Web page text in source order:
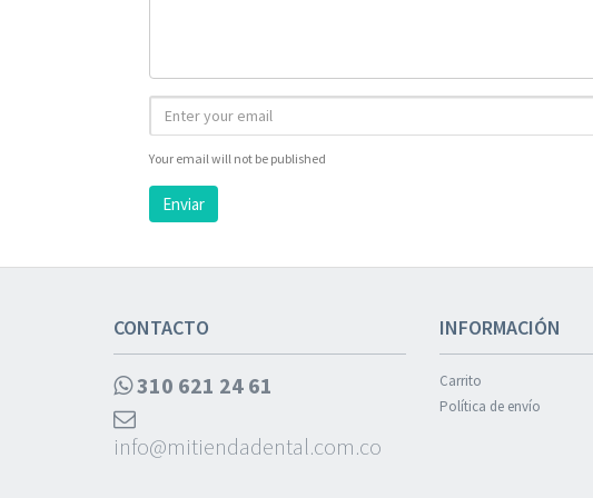
Your email will not be published
Enviar
CONTACTO
310 621 24 61
info@mitiendadental.com.co
INFORMACIÓN
Carrito
Política de envío